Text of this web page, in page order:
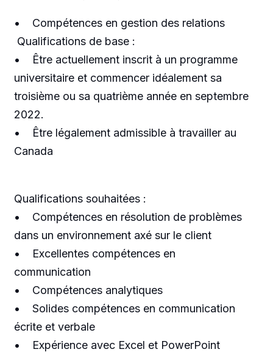
• Compétences en gestion des relations
Qualifications de base :
• Être actuellement inscrit à un programme
universitaire et commencer idéalement sa
troisième ou sa quatrième année en septembre
2022.
• Être légalement admissible à travailler au
Canada
Qualifications souhaitées :
• Compétences en résolution de problèmes
dans un environnement axé sur le client
• Excellentes compétences en
communication
• Compétences analytiques
• Solides compétences en communication
écrite et verbale
• Expérience avec Excel et PowerPoint